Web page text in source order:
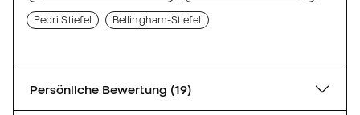
Pedri Stiefel Bellingham-Stiefel
Persönliche Bewertung (19)